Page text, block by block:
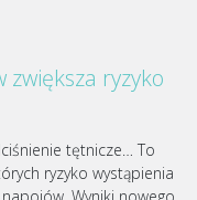
zwiększa ryzyko
tętnicze… To
ryzyko wystąpienia